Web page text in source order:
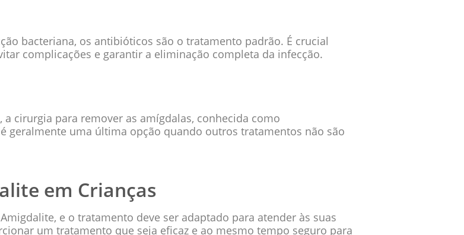
bacteriana, os antibióticos são o tratamento padrão. É crucial
complicações e garantir a eliminação completa da infecção.
cirurgia para remover as amígdalas, conhecida como
geralmente uma última opção quando outros tratamentos não são
em Crianças
e o tratamento deve ser adaptado para atender às suas
um tratamento que seja eficaz e ao mesmo tempo seguro para